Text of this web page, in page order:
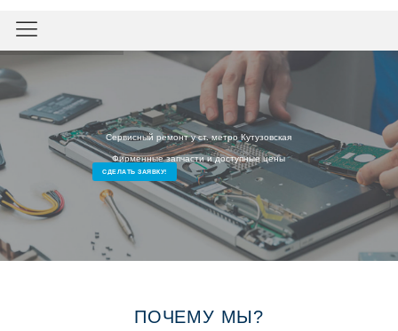
Сервисный ремонт у ст. метро Кутузовская
Фирменные запчасти и доступные цены
СДЕЛАТЬ ЗАЯВКУ!
ПОЧЕМУ МЫ?